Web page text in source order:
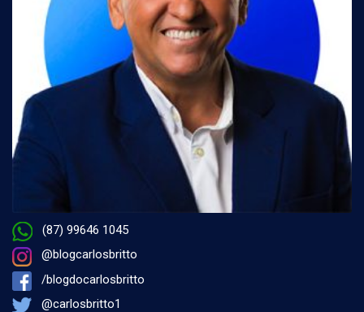
(87) 99646 1045
@blogcarlosbritto
/blogdocarlosbritto
@carlosbritto1